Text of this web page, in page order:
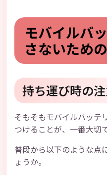
モバイルバ
さないため
持ち運び時の
そもそもモバイルバッテ
つけることが、一番大切
普段から以下のような点
ょうか。